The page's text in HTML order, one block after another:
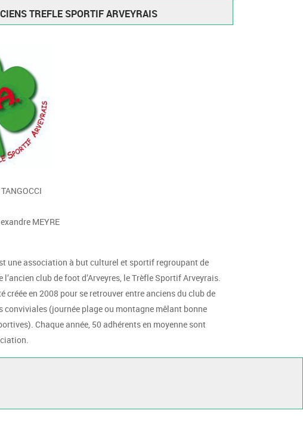
TREFLE SPORTIF ARVEYRAIS
MEYRE
une association à but culturel et sportif regroupant de
club de foot d’Arveyres, le Trèfle Sportif Arveyrais.
créée en 2008 pour se retrouver entre anciens du club de
conviviales (journée plage ou montagne mêlant bonne
Chaque année, 50 adhérents en moyenne sont